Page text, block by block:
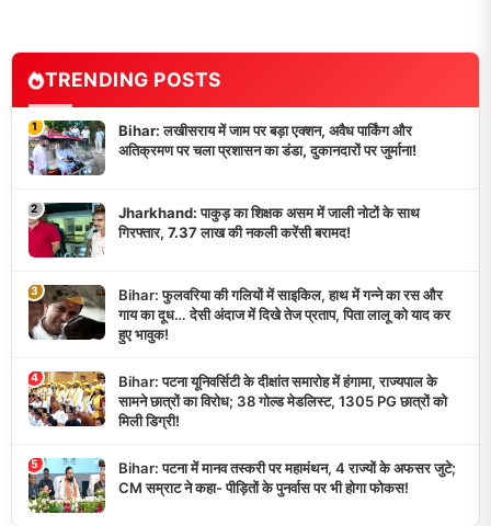
TRENDING POSTS
1
Bihar: लखीसराय में जाम पर बड़ा एक्शन, अवैध पार्किंग और
अतिक्रमण पर चला प्रशासन का डंडा, दुकानदारों पर जुर्माना!
2
Jharkhand: पाकुड़ का शिक्षक असम में जाली नोटों के साथ
गिरफ्तार, 7.37 लाख की नकली करेंसी बरामद!
3
Bihar: फुलवरिया की गलियों में साइकिल, हाथ में गन्ने का रस और
गाय का दूध… देसी अंदाज में दिखे तेज प्रताप, पिता लालू को याद कर
हुए भावुक!
4
Bihar: पटना यूनिवर्सिटी के दीक्षांत समारोह में हंगामा, राज्यपाल के
सामने छात्रों का विरोध; 38 गोल्ड मेडलिस्ट, 1305 PG छात्रों को
मिली डिग्री!
5
Bihar: पटना में मानव तस्करी पर महामंथन, 4 राज्यों के अफसर जुटे;
CM सम्राट ने कहा- पीड़ितों के पुनर्वास पर भी होगा फोकस!